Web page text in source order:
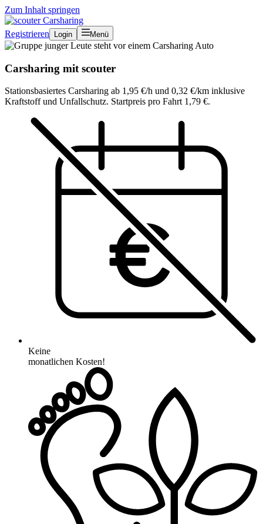
Zum Inhalt springen
Registrieren Login Menü
Carsharing mit scouter
Stationsbasiertes Carsharing ab 1,95 €/h und 0,32 €/km inklusive
Kraftstoff und Unfallschutz. Startpreis pro Fahrt 1,79 €.
Keine
monatlichen Kosten!